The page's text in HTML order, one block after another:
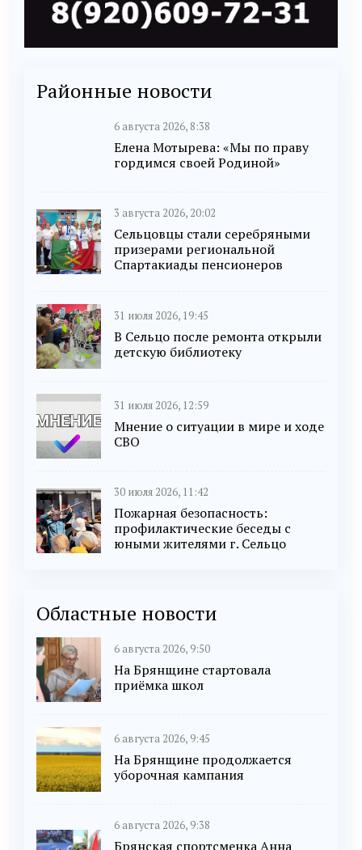
Районные новости
6 августа 2026, 8:38
Елена Мотырева: «Мы по праву
гордимся своей Родиной»
3 августа 2026, 20:02
Сельцовцы стали серебряными
призерами региональной
Спартакиады пенсионеров
31 июля 2026, 19:45
В Сельцо после ремонта открыли
детскую библиотеку
31 июля 2026, 12:59
Мнение о ситуации в мире и ходе
СВО
30 июля 2026, 11:42
Пожарная безопасность:
профилактические беседы с
юными жителями г. Сельцо
Областные новости
6 августа 2026, 9:50
На Брянщине стартовала
приёмка школ
6 августа 2026, 9:45
На Брянщине продолжается
уборочная кампания
6 августа 2026, 9:38
Брянская спортсменка Анна